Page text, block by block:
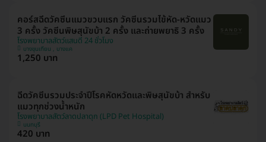
คอร์สฉีดวัคซีนแมวขวบแรก วัคซีนรวมไข้หัด-หวัดแมว
3 ครั้ง วัคซีนพิษสุนัขบ้า 2 ครั้ง และถ่ายพยาธิ 3 ครั้ง
โรงพยาบาลสัตว์แสนดี 24 ชั่วโมง
บางขุนเทียน , บางแค
1,250 บาท
ฉีดวัคซีนรวมประจำปีโรคหัดหวัดและพิษสุนัขบ้า สำหรับ
แมวทุกช่วงน้ำหนัก
โรงพยาบาลสัตว์ลาดปลาดุก (LPD Pet Hospital)
นนทบุรี
420 บาท